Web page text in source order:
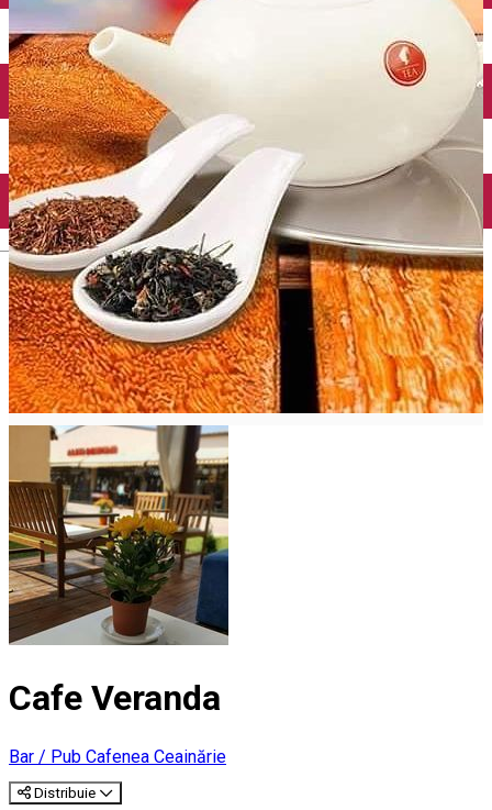
English
Închirieri auto
Închirieri biciclete
Taxi
Încărcare vehicule electrice
Cafe Veranda
Bar / Pub Cafenea Ceainărie
Distribuie